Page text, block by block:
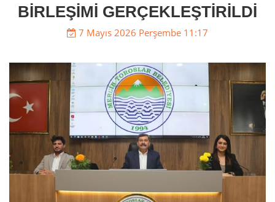
BİRLEŞİMİ GERÇEKLEŞTİRİLDİ
7 Mayıs 2026 Perşembe 11:17